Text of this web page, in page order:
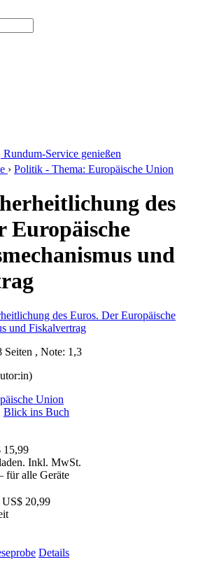
Service genießen
› Politik - Thema: Europäische Union
des
Europäische
und
Seiten , Note: 1,3
Union
Blick ins Buch
15,99
Inkl. MwSt.
für alle Geräte
US$ 20,99
Details